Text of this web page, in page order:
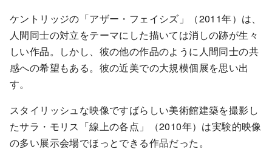
ケントリッジの「アザー・フェイシズ」（2011年）は、
人間同士の対立をテーマにした描いては消しの跡が生々
しい作品。しかし、彼の他の作品のように人間同士の共
感への希望もある。彼の近美での大規模個展を思い出
す。
スタイリッシュな映像ですばらしい美術館建築を撮影し
たサラ・モリス「線上の各点」（2010年）は実験的映像
の多い展示会場でほっとできる作品だった。